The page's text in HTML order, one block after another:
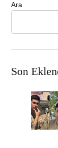
Ara
Son